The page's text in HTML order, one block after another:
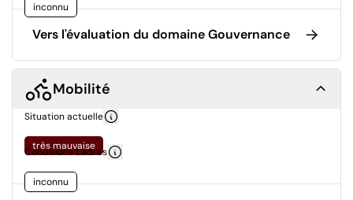
inconnu
Vers l'évaluation du domaine Gouvernance
Mobilité
Situation actuelle
très mauvaise
Conditions cadres
inconnu